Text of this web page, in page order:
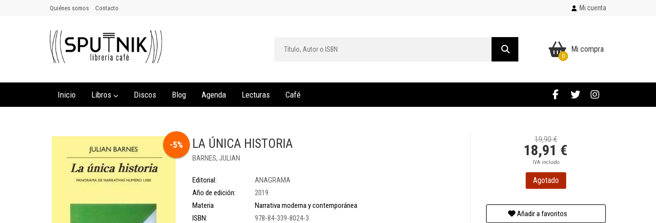
Mi cuenta
Quiénes somos Contacto
Mi compra
0
Inicio Libros Discos Blog Agenda Lecturas Café
-5% LA ÚNICA HISTORIA
BARNES, JULIAN
Editorial:
ANAGRAMA
Año de edición:
2019
Materia
Narrativa moderna y contemporánea
ISBN:
978-84-339-8024-3
19,90 €
18,91 €
IVA incluido
Agotado
Añadir a favoritos